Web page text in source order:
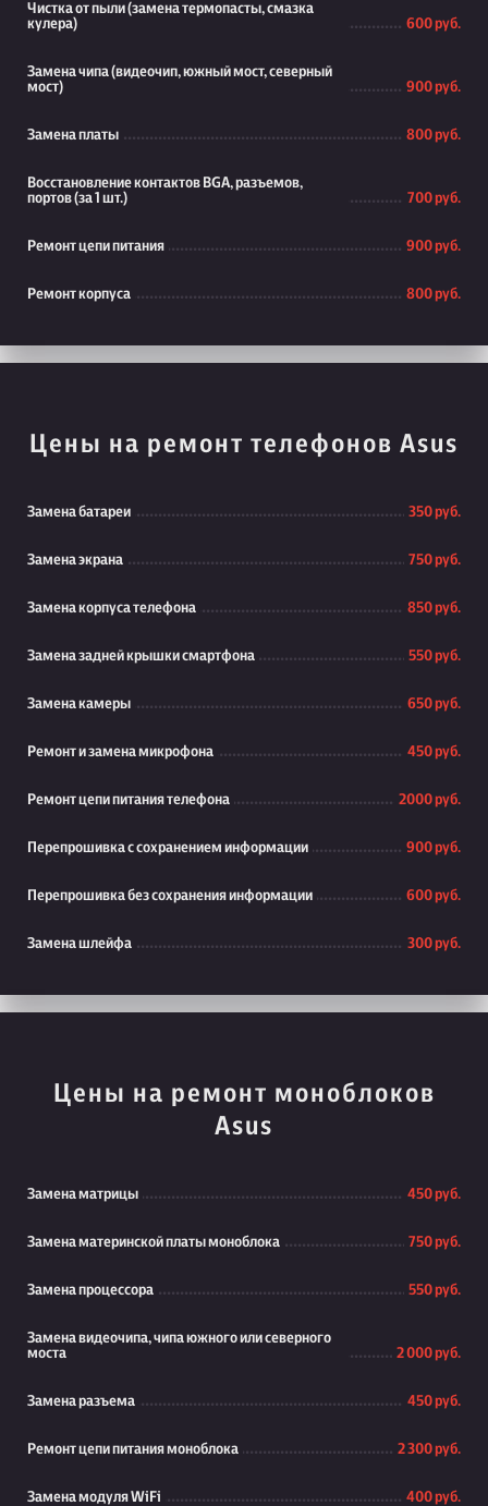
Чистка от пыли (замена термопасты, смазка
кулера)
600 руб.
Замена чипа (видеочип, южный мост, северный
мост)
900 руб.
Замена платы 800 руб.
Восстановление контактов BGA, разъемов,
портов (за 1 шт.)
700 руб.
Ремонт цепи питания 900 руб.
Ремонт корпуса 800 руб.
Цены на ремонт телефонов Asus
Замена батареи 350 руб.
Замена экрана 750 руб.
Замена корпуса телефона 850 руб.
Замена задней крышки смартфона 550 руб.
Замена камеры 650 руб.
Ремонт и замена микрофона 450 руб.
Ремонт цепи питания телефона 2000 руб.
Перепрошивка с сохранением информации 900 руб.
Перепрошивка без сохранения информации 600 руб.
Замена шлейфа 300 руб.
Цены на ремонт моноблоков
Asus
Замена матрицы 450 руб.
Замена материнской платы моноблока 750 руб.
Замена процессора 550 руб.
Замена видеочипа, чипа южного или северного
моста
2 000 руб.
Замена разъема 450 руб.
Ремонт цепи питания моноблока 2 300 руб.
Замена модуля WiFi 400 руб.